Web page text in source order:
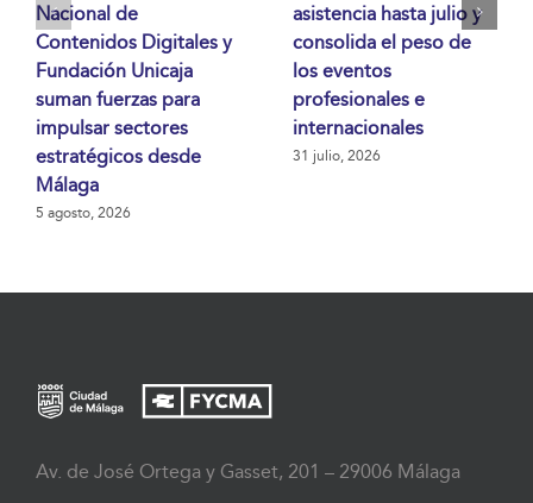
Nacional de
Contenidos Digitales y
Fundación Unicaja
suman fuerzas para
impulsar sectores
estratégicos desde
Málaga
5 agosto, 2026
asistencia hasta julio y
consolida el peso de
los eventos
profesionales e
internacionales
31 julio, 2026
Av. de José Ortega y Gasset, 201 – 29006 Málaga